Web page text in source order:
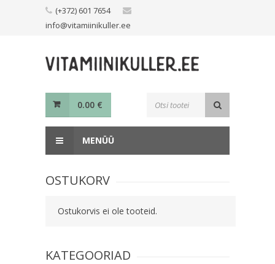
(+372) 601 7654
info@vitamiinikuller.ee
0.00 €
MENÜÜ
OSTUKORV
Ostukorvis ei ole tooteid.
KATEGOORIAD